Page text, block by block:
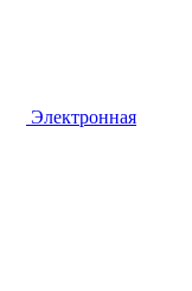
Электронная